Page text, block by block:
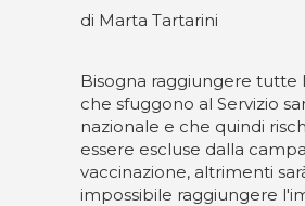
di Marta Tartarini
Bisogna raggiungere tutte
che sfuggono al Servizio
nazionale e che quindi
essere escluse dalla
vaccinazione, altrimenti
impossibile raggiungere